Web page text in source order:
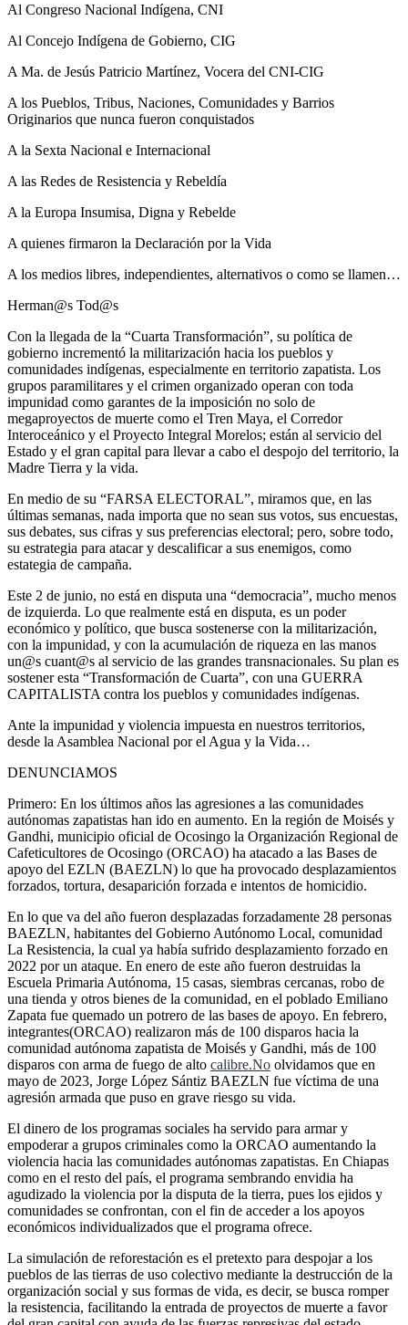
Al Congreso Nacional Indígena, CNI
Al Concejo Indígena de Gobierno, CIG
A Ma. de Jesús Patricio Martínez, Vocera del CNI-CIG
A los Pueblos, Tribus, Naciones, Comunidades y Barrios
Originarios que nunca fueron conquistados
A la Sexta Nacional e Internacional
A las Redes de Resistencia y Rebeldía
A la Europa Insumisa, Digna y Rebelde
A quienes firmaron la Declaración por la Vida
A los medios libres, independientes, alternativos o como se llamen…
Herman@s Tod@s
Con la llegada de la “Cuarta Transformación”, su política de
gobierno incrementó la militarización hacia los pueblos y
comunidades indígenas, especialmente en territorio zapatista. Los
grupos paramilitares y el crimen organizado operan con toda
impunidad como garantes de la imposición no solo de
megaproyectos de muerte como el Tren Maya, el Corredor
Interoceánico y el Proyecto Integral Morelos; están al servicio del
Estado y el gran capital para llevar a cabo el despojo del territorio, la
Madre Tierra y la vida.
En medio de su “FARSA ELECTORAL”, miramos que, en las
últimas semanas, nada importa que no sean sus votos, sus encuestas,
sus debates, sus cifras y sus preferencias electoral; pero, sobre todo,
su estrategia para atacar y descalificar a sus enemigos, como
estategia de campaña.
Este 2 de junio, no está en disputa una “democracia”, mucho menos
de izquierda. Lo que realmente está en disputa, es un poder
económico y político, que busca sostenerse con la militarización,
con la impunidad, y con la acumulación de riqueza en las manos
un@s cuant@s al servicio de las grandes transnacionales. Su plan es
sostener esta “Transformación de Cuarta”, con una GUERRA
CAPITALISTA contra los pueblos y comunidades indígenas.
Ante la impunidad y violencia impuesta en nuestros territorios,
desde la Asamblea Nacional por el Agua y la Vida…
DENUNCIAMOS
Primero: En los últimos años las agresiones a las comunidades
autónomas zapatistas han ido en aumento. En la región de Moisés y
Gandhi, municipio oficial de Ocosingo la Organización Regional de
Cafeticultores de Ocosingo (ORCAO) ha atacado a las Bases de
apoyo del EZLN (BAEZLN) lo que ha provocado desplazamientos
forzados, tortura, desaparición forzada e intentos de homicidio.
En lo que va del año fueron desplazadas forzadamente 28 personas
BAEZLN, habitantes del Gobierno Autónomo Local, comunidad
La Resistencia, la cual ya había sufrido desplazamiento forzado en
2022 por un ataque. En enero de este año fueron destruidas la
Escuela Primaria Autónoma, 15 casas, siembras cercanas, robo de
una tienda y otros bienes de la comunidad, en el poblado Emiliano
Zapata fue quemado un potrero de las bases de apoyo. En febrero,
integrantes(ORCAO) realizaron más de 100 disparos hacia la
comunidad autónoma zapatista de Moisés y Gandhi, más de 100
disparos con arma de fuego de alto calibre.No olvidamos que en
mayo de 2023, Jorge López Sántiz BAEZLN fue víctima de una
agresión armada que puso en grave riesgo su vida.
El dinero de los programas sociales ha servido para armar y
empoderar a grupos criminales como la ORCAO aumentando la
violencia hacia las comunidades autónomas zapatistas. En Chiapas
como en el resto del país, el programa sembrando envidia ha
agudizado la violencia por la disputa de la tierra, pues los ejidos y
comunidades se confrontan, con el fin de acceder a los apoyos
económicos individualizados que el programa ofrece.
La simulación de reforestación es el pretexto para despojar a los
pueblos de las tierras de uso colectivo mediante la destrucción de la
organización social y sus formas de vida, es decir, se busca romper
la resistencia, facilitando la entrada de proyectos de muerte a favor